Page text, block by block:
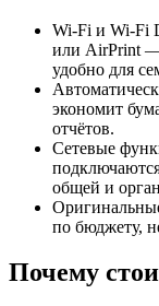
Wi-Fi и Wi-Fi
или AirPrint —
удобно для
экономит
отчётов.
Сетевые
общей и
по бюджету,
Почему